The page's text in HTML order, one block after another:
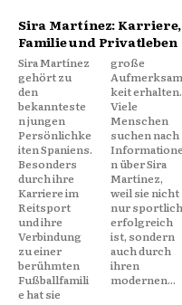
Sira Martínez: Karriere,
Familie und Privatleben
Sira Martínez
gehört zu
den
bekannteste
n jungen
Persönlichke
iten Spaniens.
Besonders
durch ihre
Karriere im
Reitsport
und ihre
Verbindung
zu einer
berühmten
Fußballfamili
e hat sie
große
Aufmerksam
keit erhalten.
Viele
Menschen
suchen nach
Informatione
n über Sira
Martínez,
weil sie nicht
nur sportlich
erfolgreich
ist, sondern
auch durch
ihren
modernen...